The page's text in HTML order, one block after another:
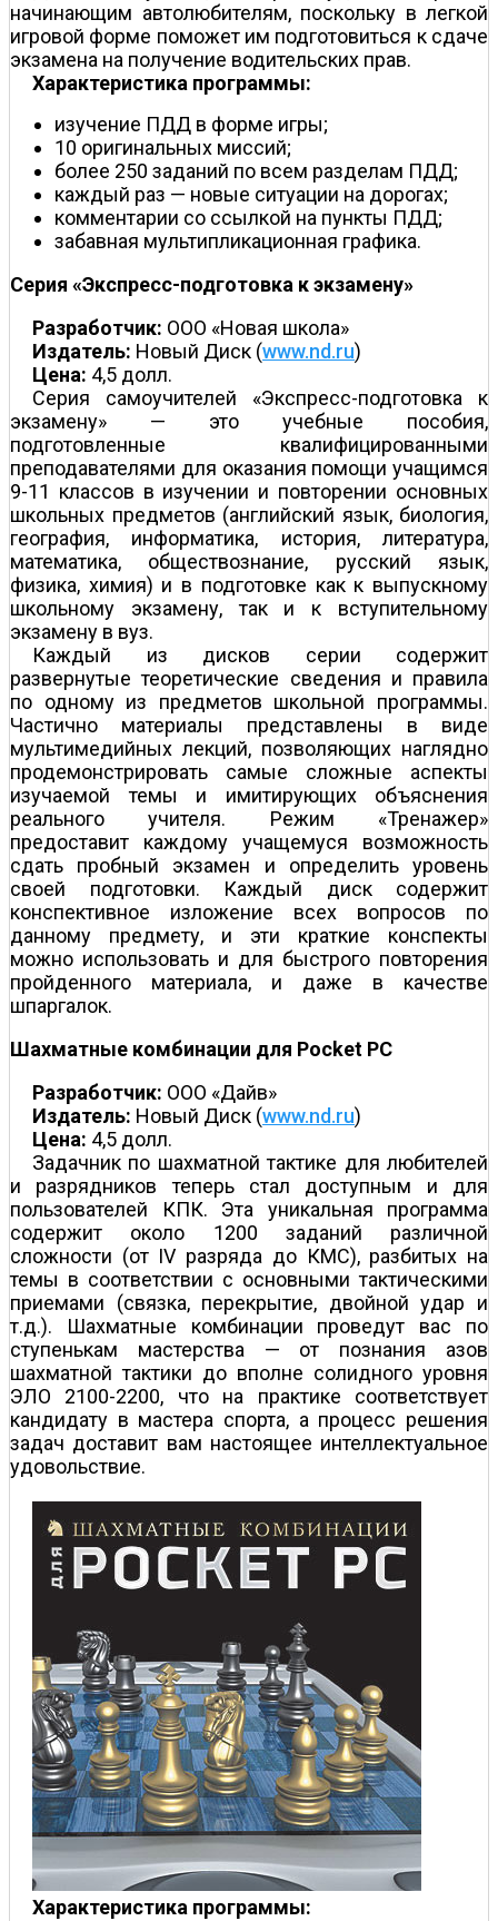
начинающим автолюбителям, поскольку в легкой
игровой форме поможет им подготовиться к сдаче
экзамена на получение водительских прав.
Характеристика программы:
изучение ПДД в форме игры;
10 оригинальных миссий;
более 250 заданий по всем разделам ПДД;
каждый раз — новые ситуации на дорогах;
комментарии со ссылкой на пункты ПДД;
забавная мультипликационная графика.
Серия «Экспресс-подготовка к экзамену»
Разработчик: ООО «Новая школа»
Издатель: Новый Диск (www.nd.ru)
Цена: 4,5 долл.
Серия самоучителей «Экспресс-подготовка к
экзамену» — это учебные пособия,
подготовленные квалифицированными
преподавателями для оказания помощи учащимся
9-11 классов в изучении и повторении основных
школьных предметов (английский язык, биология,
география, информатика, история, литература,
математика, обществознание, русский язык,
физика, химия) и в подготовке как к выпускному
школьному экзамену, так и к вступительному
экзамену в вуз.
Каждый из дисков серии содержит
развернутые теоретические сведения и правила
по одному из предметов школьной программы.
Частично материалы представлены в виде
мультимедийных лекций, позволяющих наглядно
продемонстрировать самые сложные аспекты
изучаемой темы и имитирующих объяснения
реального учителя. Режим «Тренажер»
предоставит каждому учащемуся возможность
сдать пробный экзамен и определить уровень
своей подготовки. Каждый диск содержит
конспективное изложение всех вопросов по
данному предмету, и эти краткие конспекты
можно использовать и для быстрого повторения
пройденного материала, и даже в качестве
шпаргалок.
Шахматные комбинации для Pocket PC
Разработчик: ООО «Дайв»
Издатель: Новый Диск (www.nd.ru)
Цена: 4,5 долл.
Задачник по шахматной тактике для любителей
и разрядников теперь стал доступным и для
пользователей КПК. Эта уникальная программа
содержит около 1200 заданий различной
сложности (от IV разряда до КМС), разбитых на
темы в соответствии с основными тактическими
приемами (связка, перекрытие, двойной удар и
т.д.). Шахматные комбинации проведут вас по
ступенькам мастерства — от познания азов
шахматной тактики до вполне солидного уровня
ЭЛО 2100-2200, что на практике соответствует
кандидату в мастера спорта, а процесс решения
задач доставит вам настоящее интеллектуальное
удовольствие.
Характеристика программы: